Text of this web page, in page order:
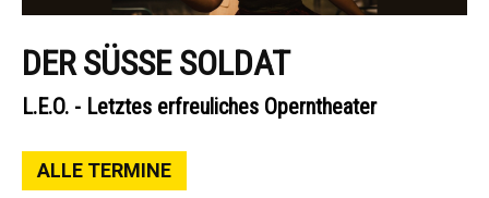
DER SÜSSE SOLDAT
L.E.O. - Letztes erfreuliches Operntheater
ALLE TERMINE